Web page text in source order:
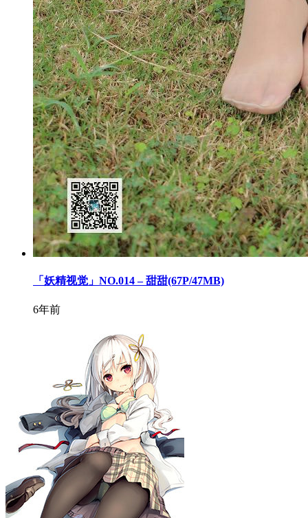
「妖精视觉」NO.014 – 甜甜(67P/47MB)
6年前